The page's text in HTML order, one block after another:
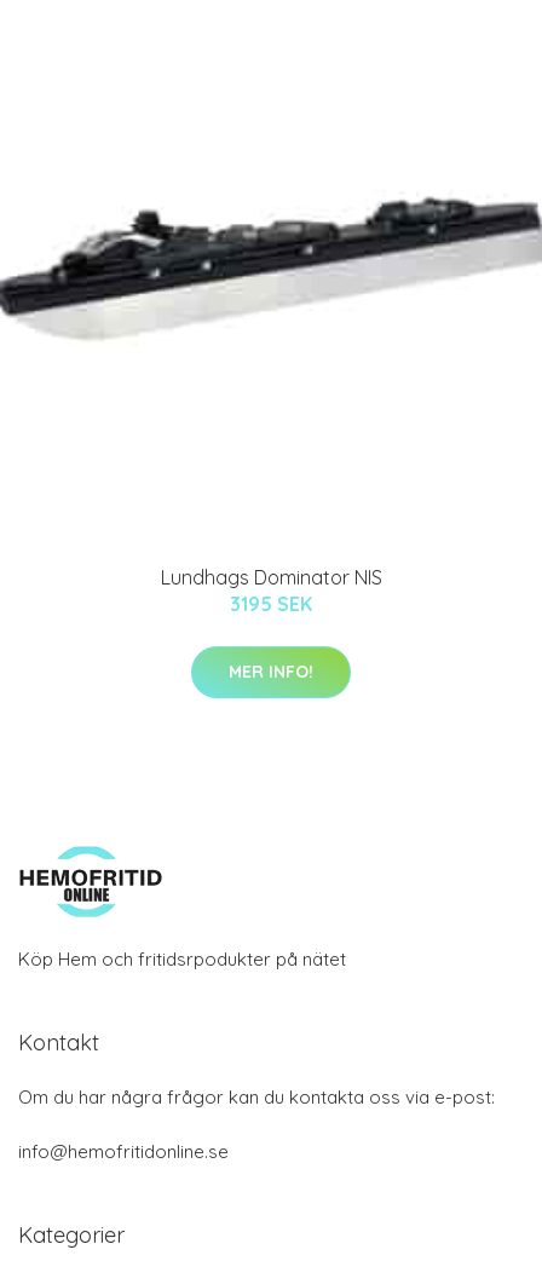
Lundhags Dominator NIS
3195 SEK
MER INFO!
Köp Hem och fritidsrpodukter på nätet
Kontakt
Om du har några frågor kan du kontakta oss via e-post:
info@hemofritidonline.se
Kategorier